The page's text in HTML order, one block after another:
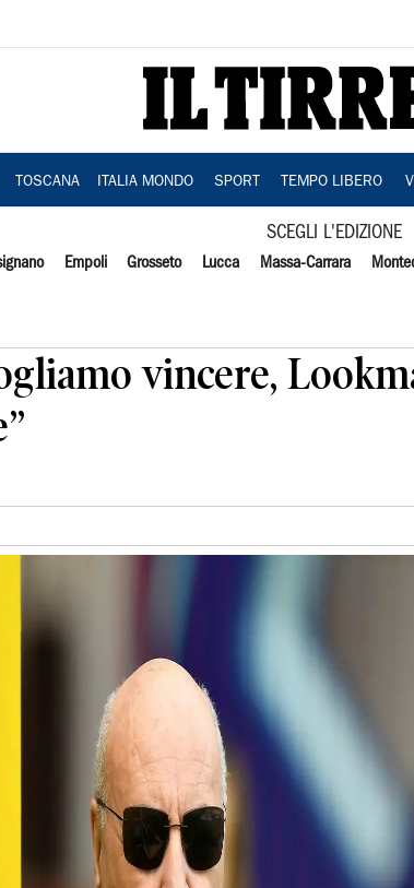
TOSCANA ITALIA MONDO SPORT TEMPO LIBERO
SCEGLI L'EDIZIONE
Empoli Grosseto Lucca Massa-Carrara
vincere,